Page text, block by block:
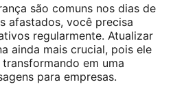
são comuns nos dias de
afastados, você precisa
regularmente. Atualizar
ainda mais crucial, pois ele
em uma
para empresas.